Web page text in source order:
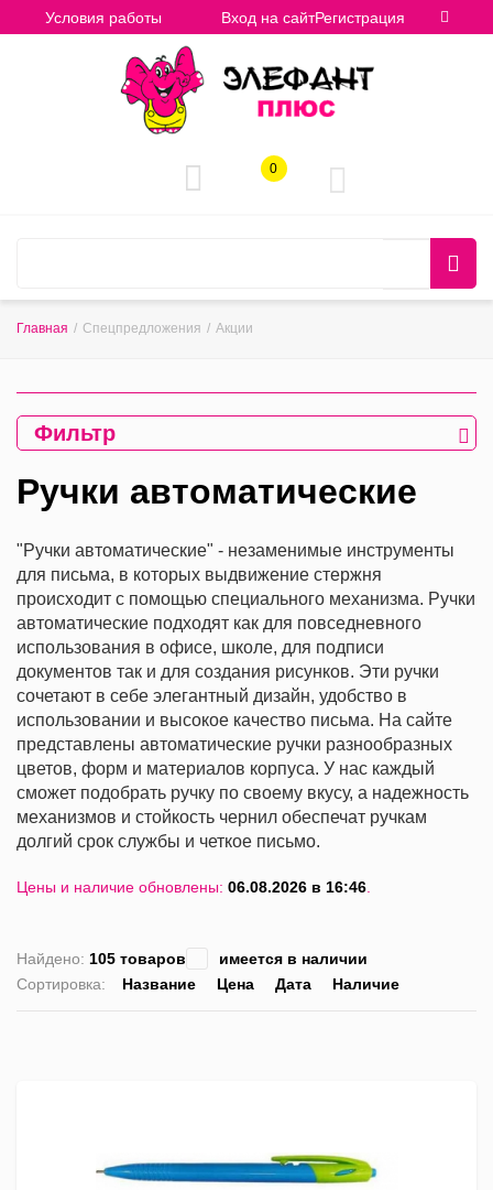
Условия работы Вход на сайтРегистрация
0
Главная / Спецпредложения / Акции
Фильтр
Ручки автоматические
"Ручки автоматические" - незаменимые инструменты
для письма, в которых выдвижение стержня
происходит с помощью специального механизма. Ручки
автоматические подходят как для повседневного
использования в офисе, школе, для подписи
документов так и для создания рисунков. Эти ручки
сочетают в себе элегантный дизайн, удобство в
использовании и высокое качество письма. На сайте
представлены автоматические ручки разнообразных
цветов, форм и материалов корпуса. У нас каждый
сможет подобрать ручку по своему вкусу, а надежность
механизмов и стойкость чернил обеспечат ручкам
долгий срок службы и четкое письмо.
Цены и наличие обновлены: 06.08.2026 в 16:46.
Найдено: 105 товаров
имеется в наличии
Сортировка:
Название Цена Дата Наличие